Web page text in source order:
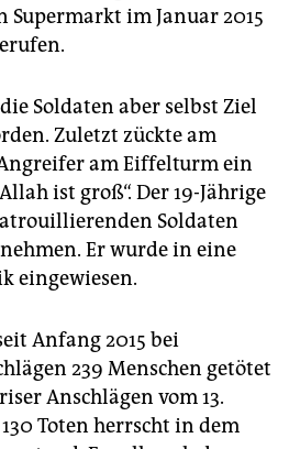
Supermarkt im Januar 2015
Soldaten aber selbst Ziel
Zuletzt zückte am
am Eiffelturm ein
ist groß“. Der 19-Jährige
Soldaten
Er wurde in eine
eingewiesen.
Anfang 2015 bei
239 Menschen getötet
Anschlägen vom 13.
Toten herrscht in dem